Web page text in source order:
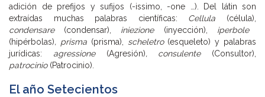
adición de prefijos y sufijos (-issimo, -one …). Del látin son
extraídas muchas palabras científicas: Cellula (célula),
condensare (condensar), iniezione (inyección),
iperbole
(hipérbolas), prisma (prisma), scheletro (esqueleto) y palabras
jurídicas: agressione (Agresión), consulente (Consultor),
patrocinio (Patrocinio).
El año Setecientos